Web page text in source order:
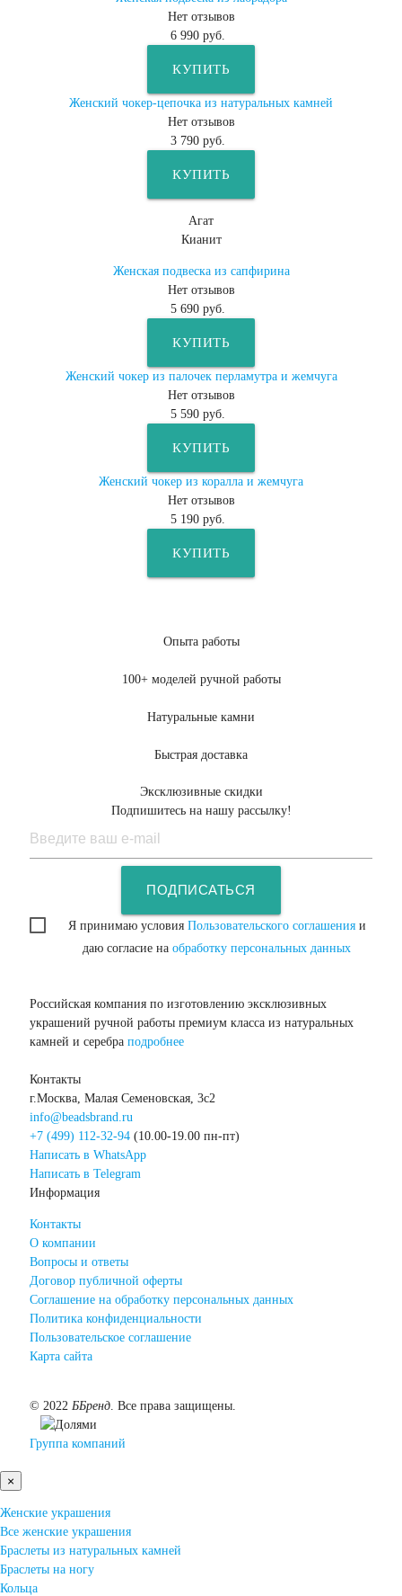
Нет отзывов
6 990 руб.
КУПИТЬ
Женский чокер-цепочка из натуральных камней
Нет отзывов
3 790 руб.
КУПИТЬ
Агат
Кианит
Женская подвеска из сапфирина
Нет отзывов
5 690 руб.
КУПИТЬ
Женский чокер из палочек перламутра и жемчуга
Нет отзывов
5 590 руб.
КУПИТЬ
Женский чокер из коралла и жемчуга
Нет отзывов
5 190 руб.
КУПИТЬ
Опыта работы
100+ моделей ручной работы
Натуральные камни
Быстрая доставка
Эксклюзивные скидки
Подпишитесь на нашу рассылку!
ПОДПИСАТЬСЯ
Я принимаю условия Пользовательского соглашенияи
даю согласие на обработку персональных данных
Российская компания по изготовлению эксклюзивных
украшений ручной работы премиум класса из натуральных
камней и серебра подробнее
Контакты
г.Москва, Малая Семеновская, 3с2
info@beadsbrand.ru
+7 (499) 112-32-94 (10.00-19.00 пн-пт)
Написать в WhatsApp
Написать в Telegram
Информация
Контакты
О компании
Вопросы и ответы
Договор публичной оферты
Соглашение на обработку персональных данных
Политика конфиденциальности
Пользовательское соглашение
Карта сайта
© 2022 ББренд. Все права защищены.
Группа компаний
×
Женские украшения
Все женские украшения
Браслеты из натуральных камней
Браслеты на ногу
Кольца